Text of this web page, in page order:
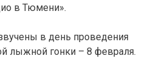
в Тюмени».
в день проведения
лыжной гонки – 8 февраля.